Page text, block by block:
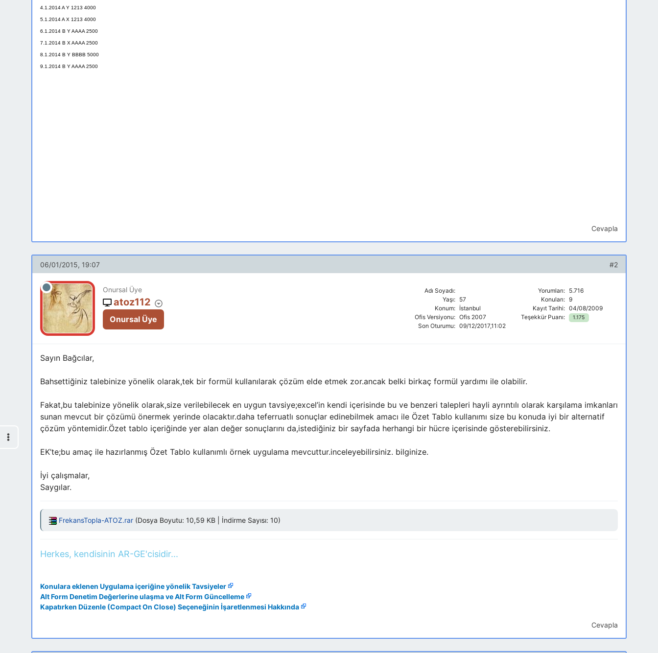
4.1.2014 A Y 1213 4000
5.1.2014 A X 1213 4000
6.1.2014 B Y AAAA 2500
7.1.2014 B X AAAA 2500
8.1.2014 B Y BBBB 5000
9.1.2014 B Y AAAA 2500
Cevapla
06/01/2015, 19:07 #2
Onursal Üye
atoz112
Onursal Üye
Adı Soyadı:
Yaşı: 57
Konum: İstanbul
Ofis Versiyonu: Ofis 2007
Son Oturumu: 09/12/2017,11:02
Yorumları: 5.716
Konuları: 9
Kayıt Tarihi: 04/08/2009
Teşekkür Puanı:
1.175
Sayın Bağcılar,
Bahsettiğiniz talebinize yönelik olarak,tek bir formül kullanılarak çözüm elde etmek zor.ancak belki birkaç formül yardımı ile olabilir.
Fakat,bu talebinize yönelik olarak,size verilebilecek en uygun tavsiye;excel’in kendi içerisinde bu ve benzeri talepleri hayli ayrıntılı olarak karşılama imkanları
sunan mevcut bir çözümü önermek yerinde olacaktır.daha teferruatlı sonuçlar edinebilmek amacı ile Özet Tablo kullanımı size bu konuda iyi bir alternatif
çözüm yöntemidir.Özet tablo içeriğinde yer alan değer sonuçlarını da,istediğiniz bir sayfada herhangi bir hücre içerisinde gösterebilirsiniz.
EK’te;bu amaç ile hazırlanmış Özet Tablo kullanımlı örnek uygulama mevcuttur.inceleyebilirsiniz. bilginize.
İyi çalışmalar,
Saygılar.
FrekansTopla-ATOZ.rar(Dosya Boyutu: 10,59 KB | İndirme Sayısı: 10)
Herkes, kendisinin AR-GE'cisidir...
Konulara eklenen Uygulama içeriğine yönelik Tavsiyeler
Alt Form Denetim Değerlerine ulaşma ve Alt Form Güncelleme
Kapatırken Düzenle (Compact On Close) Seçeneğinin İşaretlenmesi Hakkında
Cevapla